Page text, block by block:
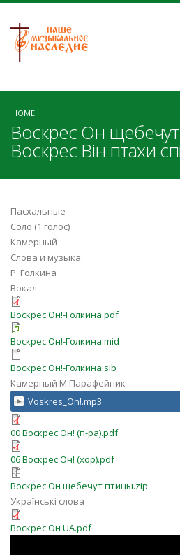
HOME
Воскрес Он
Воскрес Він птахи
Пасхальные
Соло (1 голос)
Камерный
Слова и музыка:
Р. Голкина
Вокал
Воскрес Он!-Голкина.pdf
Воскрес Он!-Голкина.mid
Воскрес Он!-Голкина.sib
Камерный М Парафейник
Voskres_On!.mp3
00 Воскрес Он! (п-ра).pdf
06 Воскрес Он! (хор).pdf
Воскрес Он щебечут птицы.zip
Українські слова
Воскрес Он UA.pdf